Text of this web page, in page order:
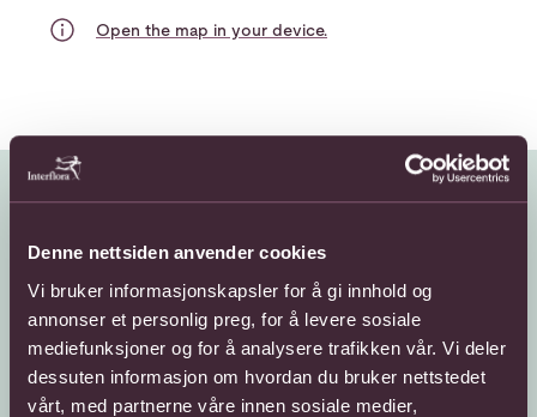
Denne nettsiden anvender cookies
Vi bruker informasjonskapsler for å gi innhold og
annonser et personlig preg, for å levere sosiale
mediefunksjoner og for å analysere trafikken vår. Vi deler
dessuten informasjon om hvordan du bruker nettstedet
vårt, med partnerne våre innen sosiale medier,
Open the map in your device.
Kundeservice Sende blomster